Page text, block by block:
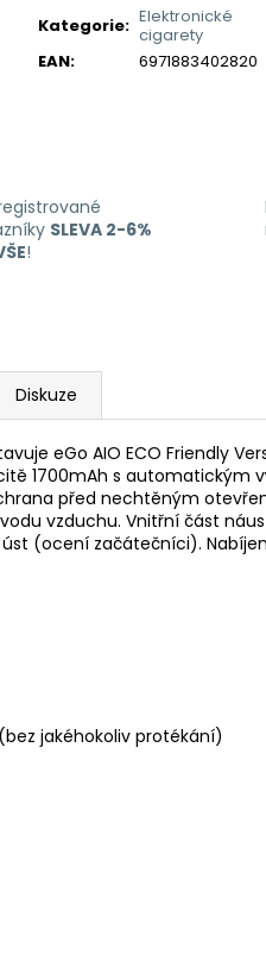
Kategorie: Elektronické
cigarety
EAN: 6971883402820
SLEVA 2-6%
!
Diskuze
eGo AIO ECO Friendly
1700mAh s automatickým
před nechtěným
vzduchu. Vnitřní část
(ocení začátečníci).
jakéhokoliv protékání)